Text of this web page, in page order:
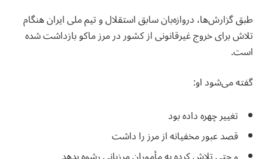
طبق گزارش‌ها، دروازه‌بان سابق استقلال و تیم ملی ایران هنگام
تلاش برای خروج غیرقانونی از کشور در مرز ماکو بازداشت شده
است.
گفته می‌شود او:
تغییر چهره داده بود
قصد عبور مخفیانه از مرز را داشت